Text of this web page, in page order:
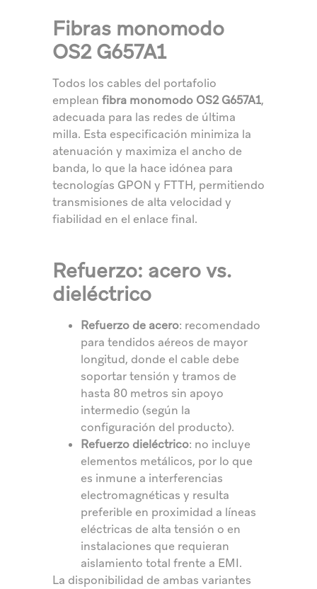
Fibras monomodo
OS2 G657A1
Todos los cables del portafolio
emplean fibra monomodo OS2 G657A1,
adecuada para las redes de última
milla. Esta especificación minimiza la
atenuación y maximiza el ancho de
banda, lo que la hace idónea para
tecnologías GPON y FTTH, permitiendo
transmisiones de alta velocidad y
fiabilidad en el enlace final.
Refuerzo: acero vs.
dieléctrico
Refuerzo de acero: recomendado
para tendidos aéreos de mayor
longitud, donde el cable debe
soportar tensión y tramos de
hasta 80 metros sin apoyo
intermedio (según la
configuración del producto).
Refuerzo dieléctrico: no incluye
elementos metálicos, por lo que
es inmune a interferencias
electromagnéticas y resulta
preferible en proximidad a líneas
eléctricas de alta tensión o en
instalaciones que requieran
aislamiento total frente a EMI.
La disponibilidad de ambas variantes